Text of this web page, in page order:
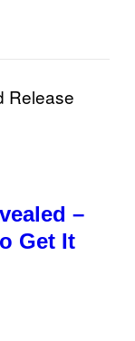
–
Get It